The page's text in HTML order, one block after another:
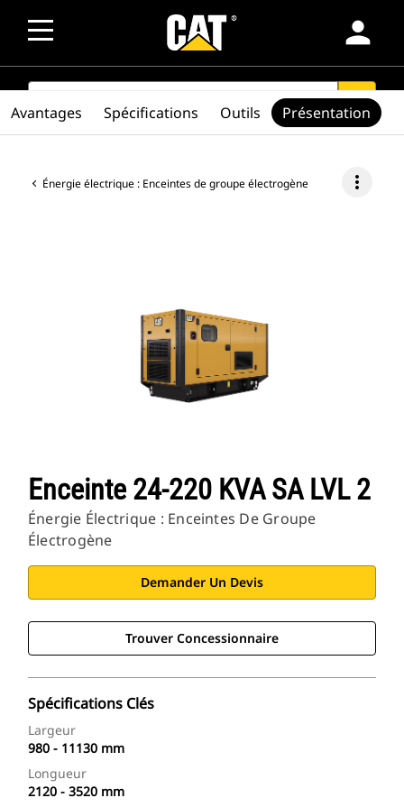
person
SEARCH search
Énergie électrique : Enceintes de groupe électrogène more_vert
Enceinte 24-220 KVA SA LVL 2
Énergie Électrique : Enceintes De Groupe
Électrogène
Demander Un Devis
Trouver Concessionnaire
Spécifications Clés
Largeur
980 - 11130 mm
Longueur
2120 - 3520 mm
Avantages Spécifications Outils Présentation